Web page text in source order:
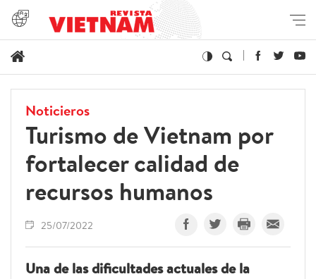
Noticieros
Turismo de Vietnam por
fortalecer calidad de
recursos humanos
25/07/2022
Una de las dificultades actuales de la